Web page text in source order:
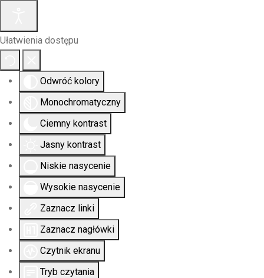
Ułatwienia dostępu
Odwróć kolory
Monochromatyczny
Ciemny kontrast
Jasny kontrast
Niskie nasycenie
Wysokie nasycenie
Zaznacz linki
Zaznacz nagłówki
Czytnik ekranu
Tryb czytania